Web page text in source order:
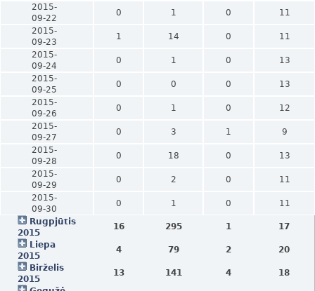
2015-
09-22
0 1 0
11
2015-
09-23
1 14 0
11
2015-
09-24
0 1 0
13
2015-
09-25
0 0 0
13
2015-
09-26
0 1 0
12
2015-
09-27
0 3 1
9
2015-
09-28
0 18 0
13
2015-
09-29
0 2 0
11
2015-
09-30
0 1 0
11
Rugpjūtis
2015
16 295 1
17
Liepa
2015
4 79 2
20
Birželis
2015
13 141 4
18